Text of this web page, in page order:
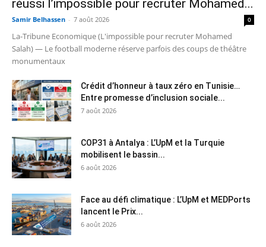
réussi l’impossible pour recruter Mohamed...
Samir Belhassen - 7 août 2026 0
La-Tribune Economique (L'impossible pour recruter Mohamed
Salah) — Le football moderne réserve parfois des coups de théâtre
monumentaux
Crédit d’honneur à taux zéro en Tunisie…
Entre promesse d’inclusion sociale...
7 août 2026
COP31 à Antalya : L’UpM et la Turquie
mobilisent le bassin...
6 août 2026
Face au défi climatique : L’UpM et MEDPorts
lancent le Prix...
6 août 2026